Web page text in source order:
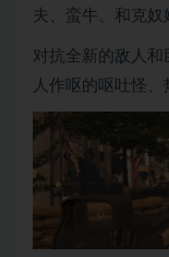
夫、蛮牛、和克奴
对抗全新的敌人
人作呕的呕吐怪、